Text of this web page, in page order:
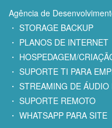
Agência de
・ STORAGE BACKUP
・ PLANOS DE INTERNET
・ HOSPEDAGEM/
・ SUPORTE TI PARA
・ STREAMING DE
・ SUPORTE REMOTO
・ WHATSAPP PARA SITE